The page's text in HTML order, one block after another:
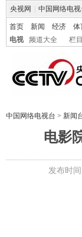
央视网 中国网络电视
首页 新闻 经济 体
电视
频道大全 栏
中国网络电视台 > 新闻
电影
发布时